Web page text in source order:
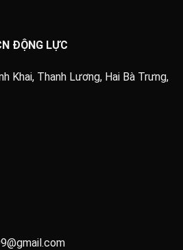
ĐỘNG LỰC
Khai, Thanh Lương, Hai Bà Trưng,